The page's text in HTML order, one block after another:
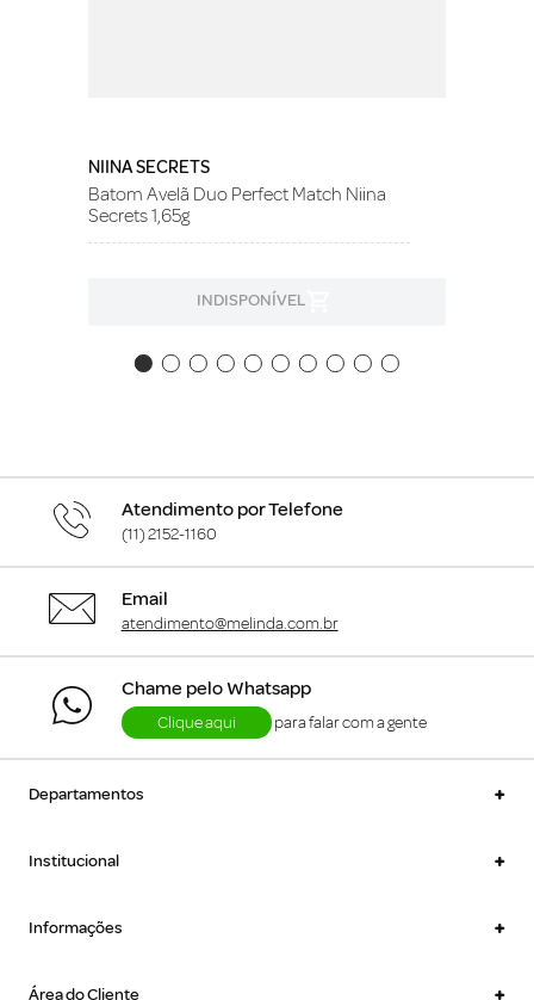
NIINA SECRETS
Batom Avelã Duo Perfect Match Niina
Secrets 1,65g
INDISPONÍVEL
Atendimento por Telefone
(11) 2152-1160
Email
atendimento@melinda.com.br
Chame pelo Whatsapp
Clique aqui para falar com a gente
Departamentos +
Institucional +
Informações +
Área do Cliente +